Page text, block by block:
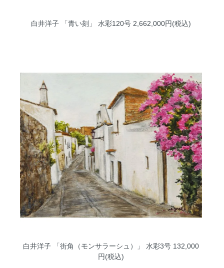
白井洋子 「青い刻」 水彩120号2,662,000円(税込)
白井洋子 「街角（モンサラーシュ）」 水彩3号132,000
円(税込)